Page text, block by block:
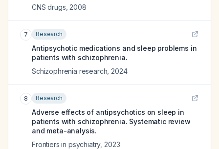
CNS drugs 2008
7 Research
Antipsychotic medications and sleep problems in
patients with schizophrenia.
Schizophrenia research 2024
8 Research
Adverse effects of antipsychotics on sleep in
patients with schizophrenia. Systematic review
and meta-analysis.
Frontiers in psychiatry, 2023